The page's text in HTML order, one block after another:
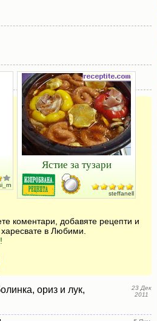
Ястие за тузари
steffanell
коментари, добавяте рецепти и
в Любими.
ориз и лук,
23 Дек
2011